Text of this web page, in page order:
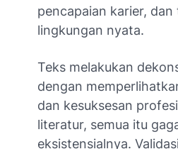
pencapaian karier,
lingkungan nyata.
Teks melakukan
dengan
dan kesuksesan
literatur, semua itu
eksistensialnya.